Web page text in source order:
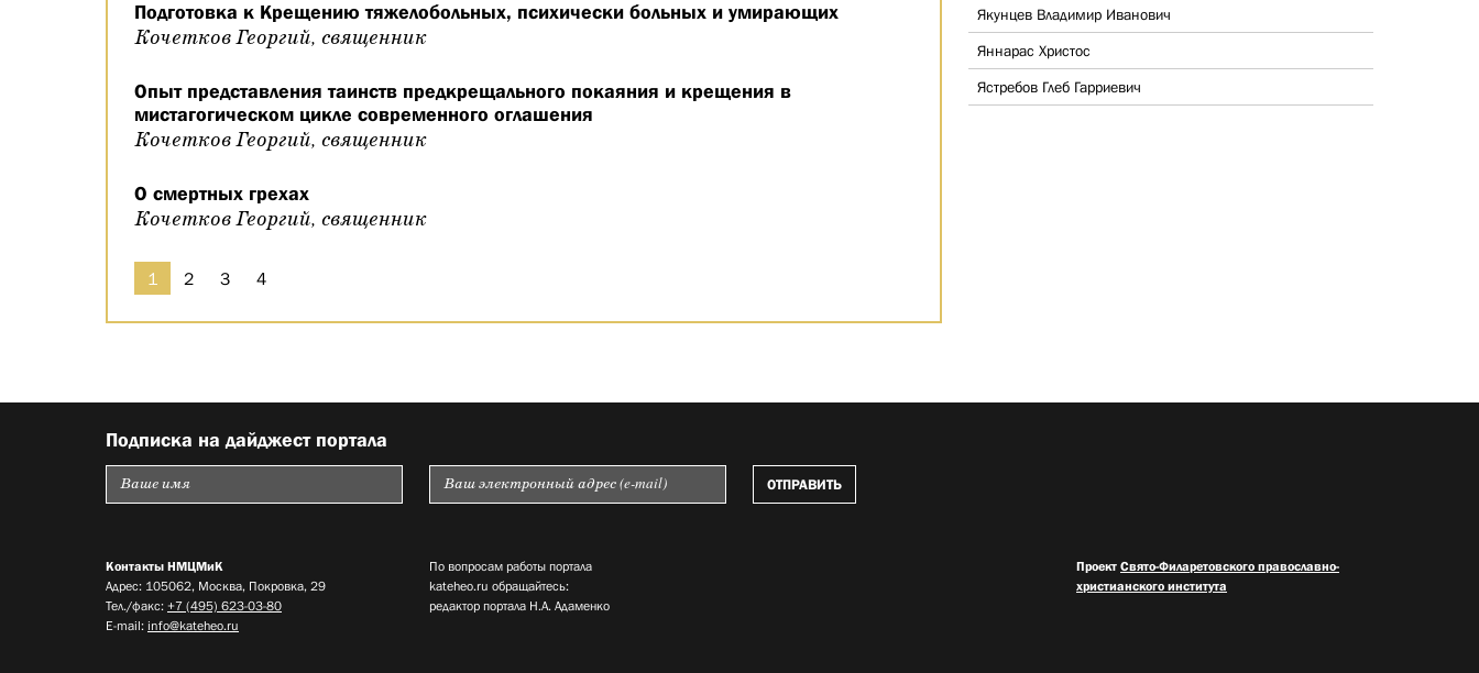
Подготовка к Крещению тяжелобольных, психически больных и умирающих
Кочетков Георгий, священник
Опыт представления таинств предкрещального покаяния и крещения в
мистагогическом цикле современного оглашения
Кочетков Георгий, священник
О смертных грехах
Кочетков Георгий, священник
1 2 3 4
Якунцев Владимир Иванович
Яннарас Христос
Ястребов Глеб Гарриевич
Подписка на дайджест портала
Контакты НМЦМиК
Адрес: 105062, Москва, Покровка, 29
Тел./факс: +7 (495) 623-03-80
E-mail: info@kateheo.ru
По вопросам работы портала
kateheo.ru обращайтесь:
редактор портала Н.А. Адаменко
Проект Свято-Филаретовского православно-
христианского института